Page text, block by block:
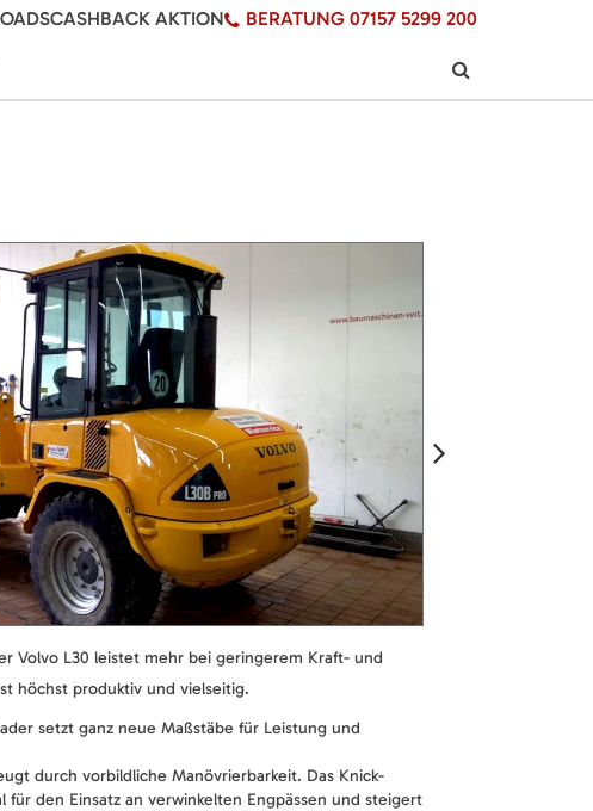
CASHBACK AKTION BERATUNG 07157 5299 200
Volvo L30 leistet mehr bei geringerem Kraft- und
höchst produktiv und vielseitig.
setzt ganz neue Maßstäbe für Leistung und
durch vorbildliche Manövrierbarkeit. Das Knick-
für den Einsatz an verwinkelten Engpässen und steigert